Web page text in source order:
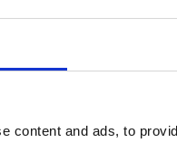
content and ads, to